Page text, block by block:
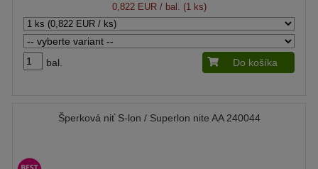
0,822 EUR/ bal. (1 ks)
bal. Do košíka
Šperková niť S-lon / Superlon nite AA 240044